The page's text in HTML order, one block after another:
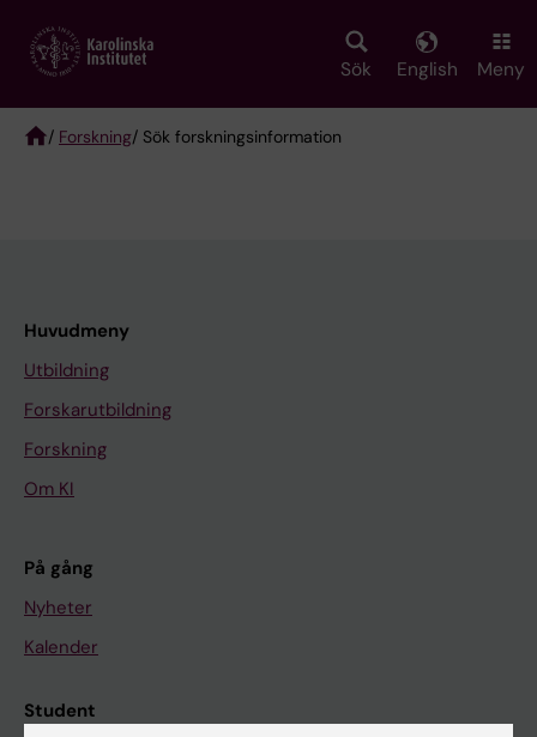
main
Sök English Meny
/ Forskning/ Sök forskningsinformation
Huvudmeny
Utbildning
Forskarutbildning
Forskning
Om KI
På gång
Nyheter
Kalender
Student